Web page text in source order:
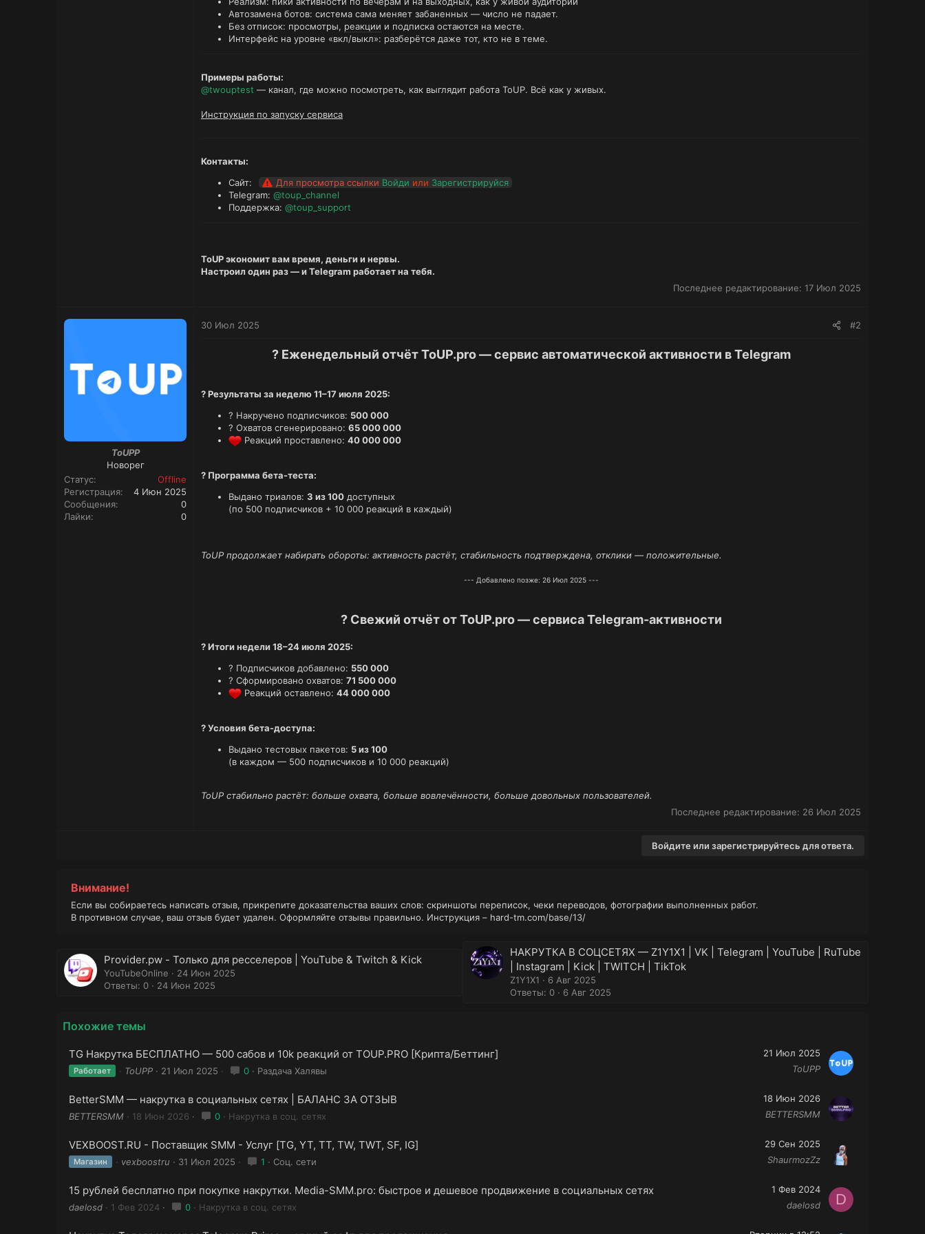
Автозамена ботов: система сама меняет забаненных — число не падает.
Без отписок: просмотры, реакции и подписка остаются на месте.
Интерфейс на уровне «вкл/выкл»: разберётся даже тот, кто не в теме.
Примеры работы:
@twouptest — канал, где можно посмотреть, как выглядит работа ToUP. Всё как у живых.
Инструкция по запуску сервиса
Контакты:
Сайт:
Для просмотра ссылки Войди или Зарегистрируйся
Telegram: @toup_channel
Поддержка: @toup_support
ToUP экономит вам время, деньги и нервы.
Настроил один раз — и Telegram работает на тебя.
Последнее редактирование: 17 Июл 2025
ToUPP
Новорег
Статус
Offline
Регистрация
4 Июн 2025
Сообщения
0
Лайки
0
30 Июл 2025 #2
? Еженедельный отчёт ToUP.pro — сервис автоматической активности в Telegram
? Результаты за неделю 11–17 июля 2025:
? Накручено подписчиков: 500 000
? Охватов сгенерировано: 65 000 000
Реакций проставлено:40 000 000
? Программа бета-теста:
Выдано триалов: 3 из 100 доступных
(по 500 подписчиков + 10 000 реакций в каждый)
ToUP продолжает набирать обороты: активность растёт, стабильность подтверждена, отклики — положительные.
--- Добавлено позже: 26 Июл 2025---
? Свежий отчёт от ToUP.pro — сервиса Telegram-активности
? Итоги недели 18–24 июля 2025:
? Подписчиков добавлено: 550 000
? Сформировано охватов: 71 500 000
Реакций оставлено:44 000 000
? Условия бета-доступа:
Выдано тестовых пакетов: 5 из 100
(в каждом — 500 подписчиков и 10 000 реакций)
ToUP стабильно растёт: больше охвата, больше вовлечённости, больше довольных пользователей.
Последнее редактирование: 26 Июл 2025
Войдите или зарегистрируйтесь для ответа.
Внимание!
Если вы собираетесь написать отзыв, прикрепите доказательства ваших слов: скриншоты переписок, чеки переводов, фотографии выполненных работ.
В противном случае, ваш отзыв будет удален. Оформляйте отзывы правильно. Инструкция – hard-tm.com/base/13/
Provider.pw - Только для ресселеров | YouTube & Twitch & Kick
YouTubeOnline
24 Июн 2025
Ответы: 0
24 Июн 2025
НАКРУТКА В СОЦСЕТЯХ — Z1Y1X1 | VK | Telegram | YouTube | RuTube
| Instagram | Kick | TWITCH | TikTok
Z1Y1X1
6 Авг 2025
Ответы: 0
6 Авг 2025
Похожие темы
TG Накрутка БЕСПЛАТНО — 500 сабов и 10k реакций от TOUP.PRO [Крипта/Беттинг]
Работает ToUPP 21 Июл 2025 0 Раздача Халявы
21 Июл 2025
ToUPP
BetterSMM — накрутка в социальных сетях | БАЛАНС ЗА ОТЗЫВ
BETTERSMM 18 Июн 2026 0 Накрутка в соц. сетях
18 Июн 2026
BETTERSMM
VEXBOOST.RU - Поставщик SMM - Услуг [TG, YT, TT, TW, TWT, SF, IG]
Магазин vexboostru 31 Июл 2025 1 Соц. сети
29 Сен 2025
ShaurmozZz
15 рублей бесплатно при покупке накрутки. Media-SMM.pro: быстрое и дешевое продвижение в социальных сетях
daelosd 1 Фев 2024 0 Накрутка в соц. сетях
1 Фев 2024
daelosd
D